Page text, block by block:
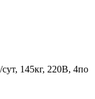
145кг, 220В, 4по